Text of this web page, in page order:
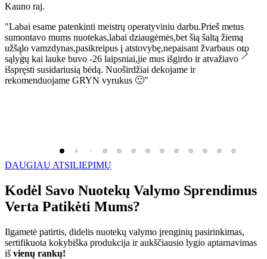
Kauno raj.
"Labai esame patenkinti meistrų operatyviniu darbu.Prieš metus
sumontavo mums nuotekas,labai dziaugėmės,bet šią šaltą žiemą
užšąlo vamzdynas,pasikreipus į atstovybę,nepaisant žvarbaus oro
sąlygų kai lauke buvo -26 laipsniai,jie mus išgirdo ir atvažiavo
išspręsti susidariusią bėdą. Nuoširdžiai dekojame ir
rekomenduojame GRYN vyrukus 🙂"
DAUGIAU ATSILIEPIMŲ
Kodėl Savo Nuotekų Valymo Sprendimus
Verta Patikėti Mums?
Ilgametė patirtis, didelis nuotekų valymo įrenginių pasirinkimas,
sertifikuota kokybiška produkcija ir aukščiausio lygio aptarnavimas
iš vienų rankų!